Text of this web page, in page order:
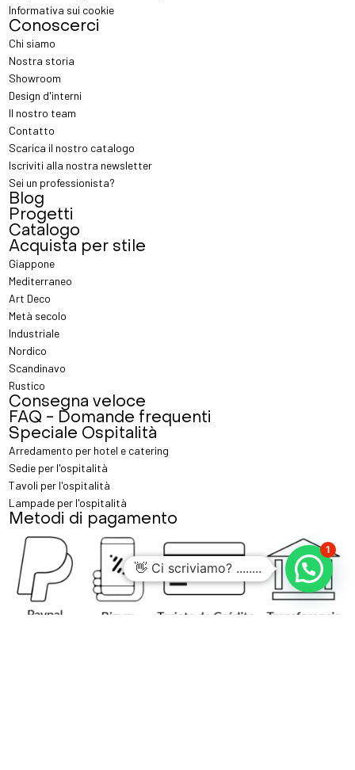
Informativa sui cookie
Conoscerci
Chi siamo
Nostra storia
Showroom
Design d'interni
Il nostro team
Contatto
Scarica il nostro catalogo
Iscriviti alla nostra newsletter
Sei un professionista?
Blog
Progetti
Catalogo
Acquista per stile
Giappone
Mediterraneo
Art Deco
Metà secolo
Industriale
Nordico
Scandinavo
Rustico
Consegna veloce
FAQ - Domande frequenti
Speciale Ospitalità
Arredamento per hotel e catering
Sedie per l'ospitalità
Tavoli per l'ospitalità
Lampade per l'ospitalità
Metodi di pagamento
👋 Ci scriviamo? ........
1